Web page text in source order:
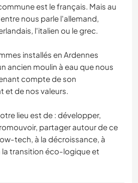
est le français. Mais au
nous parle l'allemand,
l'italien ou le grec.
installés en Ardennes
ancien moulin à eau que nous
compte de son
et de nos valeurs.
lieu est de : développer,
partager autour de ce
tech, à la décroissance, à
la transition éco-logique et